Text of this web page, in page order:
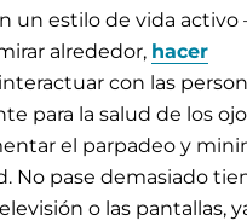
un estilo de vida
alrededor, hacer
con las
para la salud de los
el parpadeo y
No pase demasiado
o las pantallas,